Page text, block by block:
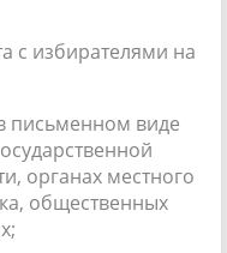
с избирателями на
письменном виде
органах местного
общественных